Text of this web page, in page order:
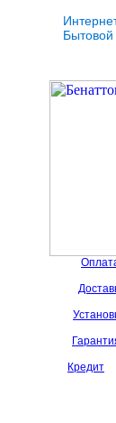
Бытовой
Кредит